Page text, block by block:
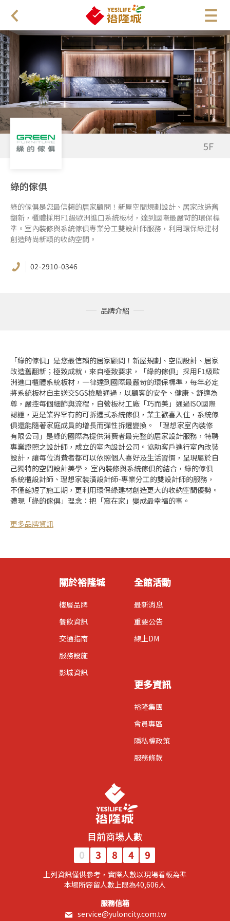
5F
綠的傢俱
綠的傢俱是您最信賴的居家顧問！新屋空間規劃設計、居家改造舊
翻新，櫃體採用F1級歐洲進口系統板材，達到國際最嚴苛的環保標
準。室內裝修與系統傢俱專業分工雙設計師服務，利用環保綠建材
創造時尚新穎的收納空間。
02-2910-0346
品牌介紹
「綠的傢俱」是您最信賴的居家顧問！新屋規劃、空間設計、居家
改造舊翻新；極致成就，來自極致要求，「綠的傢俱」採用F1級歐
洲進口櫃體系統板材，一律達到國際最嚴苛的環保標準，每年必定
將系統板材自主送交SGS檢驗通過，以顧客的安全、健康、舒適為
尊，嚴控每個細節與流程，自營板材工廠「巧而美」通過ISO國際
認證，更是業界罕有的可拆遷式系統傢俱，業主歡喜入住，系統傢
俱還能隨著家庭成員的增長而彈性拆遷變換。 「理想家室內裝修
有限公司」是綠的國際為提供消費者最完整的居家設計服務，特聘
專業證照之設計師，成立的室內設計公司。協助客戶進行室內改裝
設計，讓每位消費者都可以依照個人喜好及生活習慣，呈現屬於自
己獨特的空間設計美學。 室內裝修與系統傢俱的結合，綠的傢俱
系統櫃設計師、理想家裝潢設計師-專業分工的雙設計師的服務，
不僅縮短了施工期，更利用環保綠建材創造更大的收納空間優勢。
體現「綠的傢俱」理念：把「窩在家」變成最幸福的事。
更多品牌資訊
關於裕隆城
樓層品牌
餐飲資訊
交通指南
服務設施
影城資訊
全館活動
最新消息
重要公告
線上DM
更多資訊
裕隆集團
會員專區
隱私權政策
服務條款
目前商場人數
0
3 8 4 9
上列資訊僅供參考，實際人數以現場看板為準
​本場所容留人數上限為40,606人​
服務信箱
service@yuloncity.com.tw